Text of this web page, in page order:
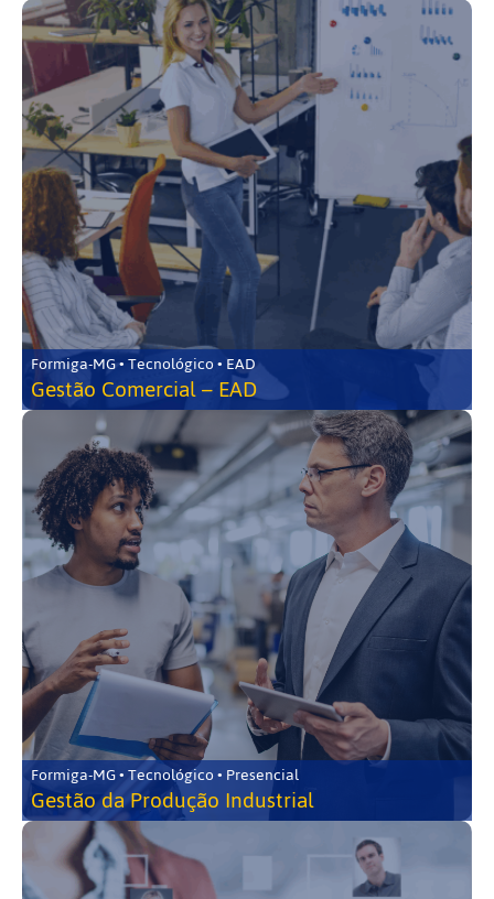
Formiga-MG • Tecnológico • EAD
Gestão Comercial – EAD
Formiga-MG • Tecnológico • Presencial
Gestão da Produção Industrial